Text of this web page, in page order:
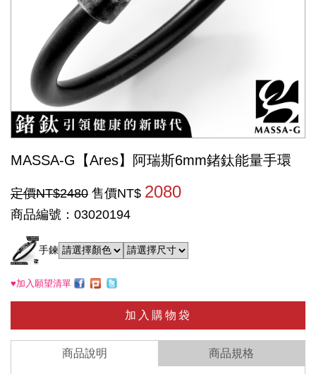
MASSA-G【Ares】阿瑞斯6mm鍺鈦能量手環
定價NT$2480 售價NT$ 2080
商品編號：03020194
手鍊
♥加入願望清單
加入購物袋
商品說明 商品規格